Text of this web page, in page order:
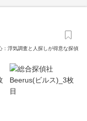
浮気調査と人探しが得意な探偵